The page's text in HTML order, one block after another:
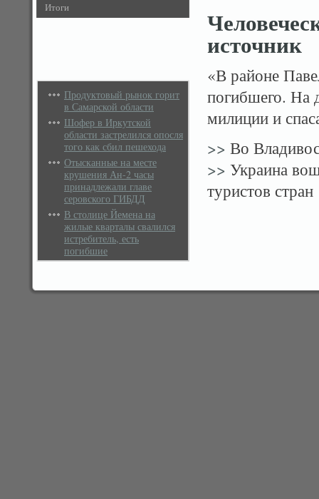
Итоги
Продуктовый рынок горит
в Самарской области
Шофер в Иркутской
области застрелился опосля
того как сбил пешехода
Отысканные на месте
крушения Ан-2 часы
принадлежали главе
серовского ГИБДД
В столице Йемена на
жилые кварталы свалился
истребитель, есть
погибшие
источник
«В районе
погибшего. На
милиции и
>> Во
>> Украина
туристов стран